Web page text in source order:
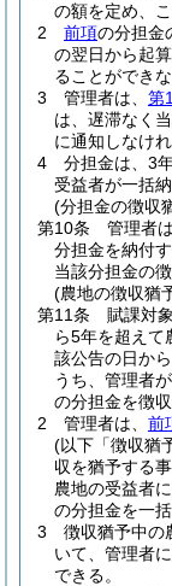
の額を定め、
2
前項の分担金
の翌日から起
ることができな
3
管理者は、 第
は、遅滞なく
に通知しなけ
4
分担金は、3
受益者が一括
(分担金の徴収
第10条
管理者
分担金を納付
当該分担金の
(農地の徴収猶
第11条
賦課対
ら5年を超えて
該公告の日か
うち、管理者
の分担金を徴
2
管理者は、 前
(以下「徴収猶
収を猶予する
農地の受益者に
の分担金を一
3
徴収猶予中の
いて、管理者
できる。